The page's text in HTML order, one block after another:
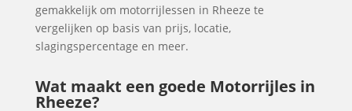
gemakkelijk om motorrijlessen in Rheeze te
vergelijken op basis van prijs, locatie,
slagingspercentage en meer.
Wat maakt een goede Motorrijles in
Rheeze?